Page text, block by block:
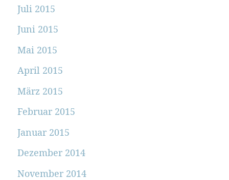
Juli 2015
Juni 2015
Mai 2015
April 2015
März 2015
Februar 2015
Januar 2015
Dezember 2014
November 2014